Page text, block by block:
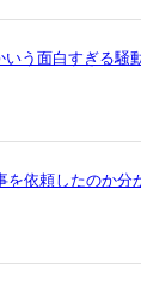
いう面白すぎる騒
を依頼したのか